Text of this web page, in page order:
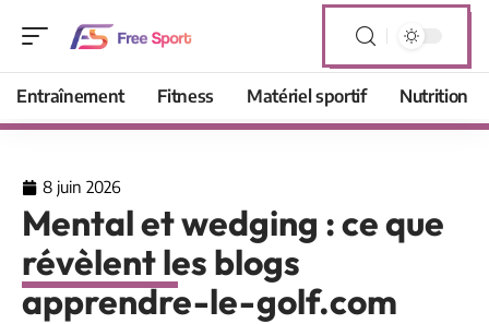
Entraînement Fitness Matériel sportif Nutrition
8 juin 2026
Mental et wedging : ce que
révèlent les blogs
apprendre-le-golf.com